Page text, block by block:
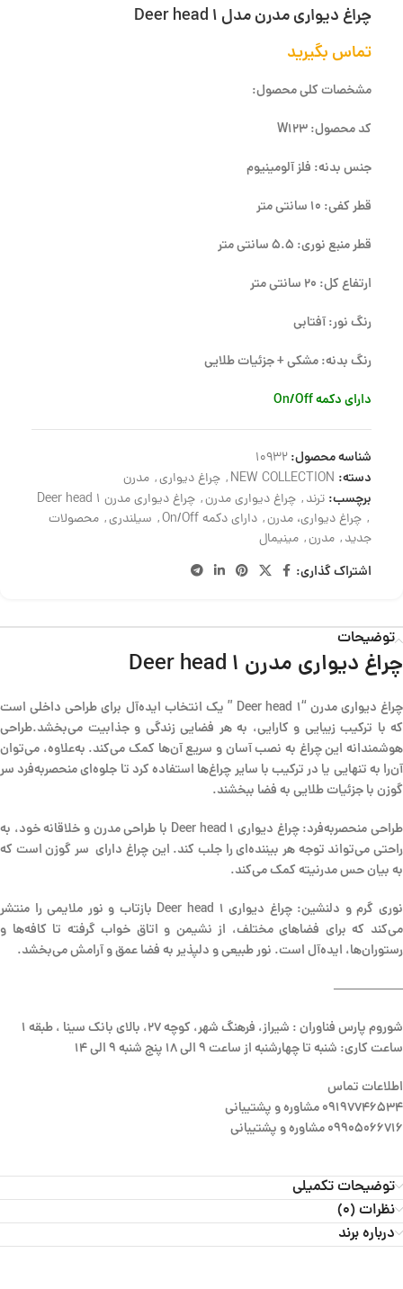
چراغ دیواری مدرن مدل Deer head 1
تماس بگیرید
مشخصات کلی محصول:
کد محصول: W123
جنس بدنه: فلز آلومینیوم
قطر کفی: 10 سانتی متر
قطر منبع نوری: 5.5 سانتی متر
ارتفاع کل: 20 سانتی متر
رنگ نور: آفتابی
رنگ بدنه: مشکی + جزئیات طلایی
دارای دکمه On/Off
شناسه محصول:10932
دسته: NEW COLLECTION
, چراغ دیواری, مدرن
برچسب: ترند, چراغ دیواری مدرن, چراغ دیواری مدرن Deer head 1
, چراغ دیواری، مدرن, دارای دکمه On/Off , سیلندری, محصولات
جدید, مدرن, مینیمال
اشتراک گذاری:
توضیحات
چراغ دیواری مدرن Deer head 1
چراغ دیواری مدرن “Deer head 1 ” یک انتخاب ایده‌آل برای طراحی داخلی است
که با ترکیب زیبایی و کارایی، به هر فضایی زندگی و جذابیت می‌بخشد.طراحی
هوشمندانه این چراغ‌ به نصب آسان و سریع آن‌ها کمک می‌کند. به‌علاوه، می‌توان
آن‌را به تنهایی یا در ترکیب با سایر چراغ‌ها استفاده کرد تا جلوه‌ای منحصربه‌فرد سر
گوزن با جزئیات طلایی به فضا ببخشند.
طراحی منحصربه‌فرد: چراغ دیواری Deer head 1 با طراحی مدرن و خلاقانه خود، به
راحتی می‌تواند توجه هر بیننده‌ای را جلب کند. این چراغ دارای سر گوزن است که
به بیان حس مدرنیته کمک می‌کند.
نوری گرم و دلنشین: چراغ دیواری Deer head 1 بازتاب و نور ملایمی را منتشر
می‌کند که برای فضاهای مختلف، از نشیمن و اتاق خواب گرفته تا کافه‌ها و
رستوران‌ها، ایده‌آل است. نور طبیعی و دلپذیر به فضا عمق و آرامش می‌بخشد.
—————–
شوروم پارس فناوران : شیراز، فرهنگ شهر، کوچه 27، بالای بانک سینا ، طبقه 1
ساعت کاری: شنبه تا چهارشنبه از ساعت 9 الی 18 پنج شنبه 9 الی 14
اطلاعات تماس
09197746534 مشاوره و پشتیبانی
09905066716 مشاوره و پشتیبانی
توضیحات تکمیلی
نظرات (0)
درباره برند